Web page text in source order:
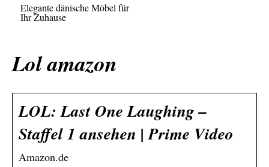
Elegante dänische Möbel für
Ihr Zuhause
Lol amazon
LOL: Last One Laughing –
Staffel 1 ansehen | Prime Video
Amazon.de